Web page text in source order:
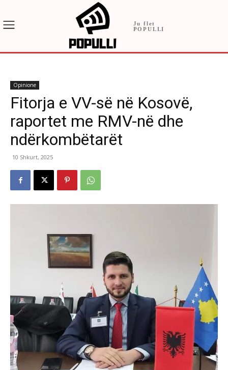
Ju flet
POPULLI
Opinione
Fitorja e VV-së në Kosovë,
raportet me RMV-në dhe
ndërkombëtarët
10 Shkurt, 2025